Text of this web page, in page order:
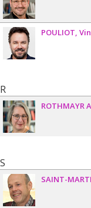
POULIOT
R
ROTHMAYR
S
SAINT-